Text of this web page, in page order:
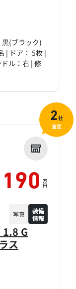
(ブラック)
| ドア： 5枚 |
ル：右 | 修
1.8 G
ス
190 万
円
写真
装備
情報
2社
査定